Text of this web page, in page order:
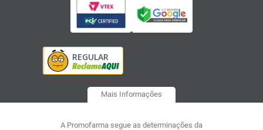
Mais Informações
A Promofarma segue as determinações da